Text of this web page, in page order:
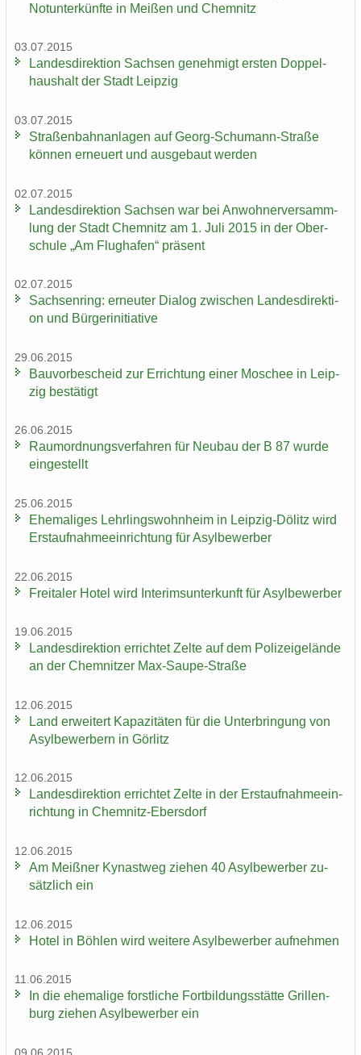
Notunter­künfte in Mei­ßen und Chem­nitz
03.07.2015
Lan­des­di­rek­ti­on Sach­sen ge­neh­migt ers­ten Dop­pel­
haus­halt der Stadt Leip­zig
03.07.2015
Stra­ßen­bahn­an­la­gen auf Georg-​Schumann-Straße
kön­nen er­neu­ert und aus­ge­baut wer­den
02.07.2015
Lan­des­di­rek­ti­on Sach­sen war bei An­woh­ner­ver­samm­
lung der Stadt Chem­nitz am 1. Juli 2015 in der Ober­
schu­le „Am Flug­ha­fen“ prä­sent
02.07.2015
Sach­sen­ring: er­neu­ter Dia­log zwi­schen Lan­des­di­rek­ti­
on und Bür­ger­initia­ti­ve
29.06.2015
Bau­vor­be­scheid zur Er­rich­tung einer Mo­schee in Leip­
zig be­stä­tigt
26.06.2015
Raum­ord­nungs­ver­fah­ren für Neu­bau der B 87 wurde
ein­ge­stellt
25.06.2015
Ehe­ma­li­ges Lehr­lings­wohn­heim in Leipzig-​Dölitz wird
Erst­auf­nah­me­ein­rich­tung für Asyl­be­wer­ber
22.06.2015
Frei­ta­ler Hotel wird In­te­rims­un­ter­kunft für Asyl­be­wer­ber
19.06.2015
Lan­des­di­rek­ti­on er­rich­tet Zelte auf dem Po­li­zei­ge­län­de
an der Chem­nit­zer Max-​Saupe-Straße
12.06.2015
Land er­wei­tert Ka­pa­zi­tä­ten für die Un­ter­brin­gung von
Asyl­be­wer­bern in Gör­litz
12.06.2015
Lan­des­di­rek­ti­on er­rich­tet Zelte in der Erst­auf­nah­me­ein­
rich­tung in Chemnitz-​Ebersdorf
12.06.2015
Am Meiß­ner Ky­nast­weg zie­hen 40 Asyl­be­wer­ber zu­
sätz­lich ein
12.06.2015
Hotel in Böh­len wird wei­te­re Asyl­be­wer­ber auf­neh­men
11.06.2015
In die ehe­ma­li­ge forst­li­che Fort­bil­dungs­stät­te Gril­len­
burg zie­hen Asyl­be­wer­ber ein